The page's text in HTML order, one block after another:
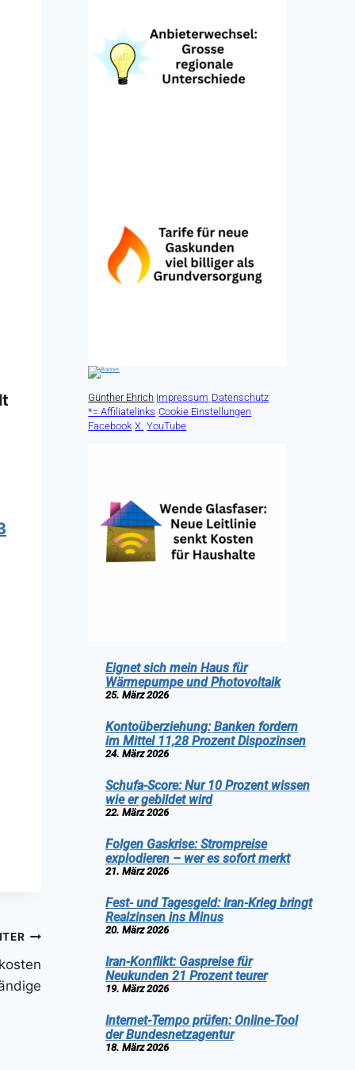
Günther Ehrich Impressum Datenschutz
*= Affiliatelinks Cookie Einstellungen
Facebook X. YouTube
Eignet sich mein Haus für
Wärmepumpe und Photovoltaik
25. März 2026
Kontoüberziehung: Banken fordern
im Mittel 11,28 Prozent Dispozinsen
24. März 2026
Schufa-Score: Nur 10 Prozent wissen
wie er gebildet wird
22. März 2026
Folgen Gaskrise: Strompreise
explodieren – wer es sofort merkt
21. März 2026
Fest- und Tagesgeld: Iran-Krieg bringt
Realzinsen ins Minus
20. März 2026
Iran-Konflikt: Gaspreise für
Neukunden 21 Prozent teurer
19. März 2026
Internet-Tempo prüfen: Online-Tool
der Bundesnetzagentur
18. März 2026